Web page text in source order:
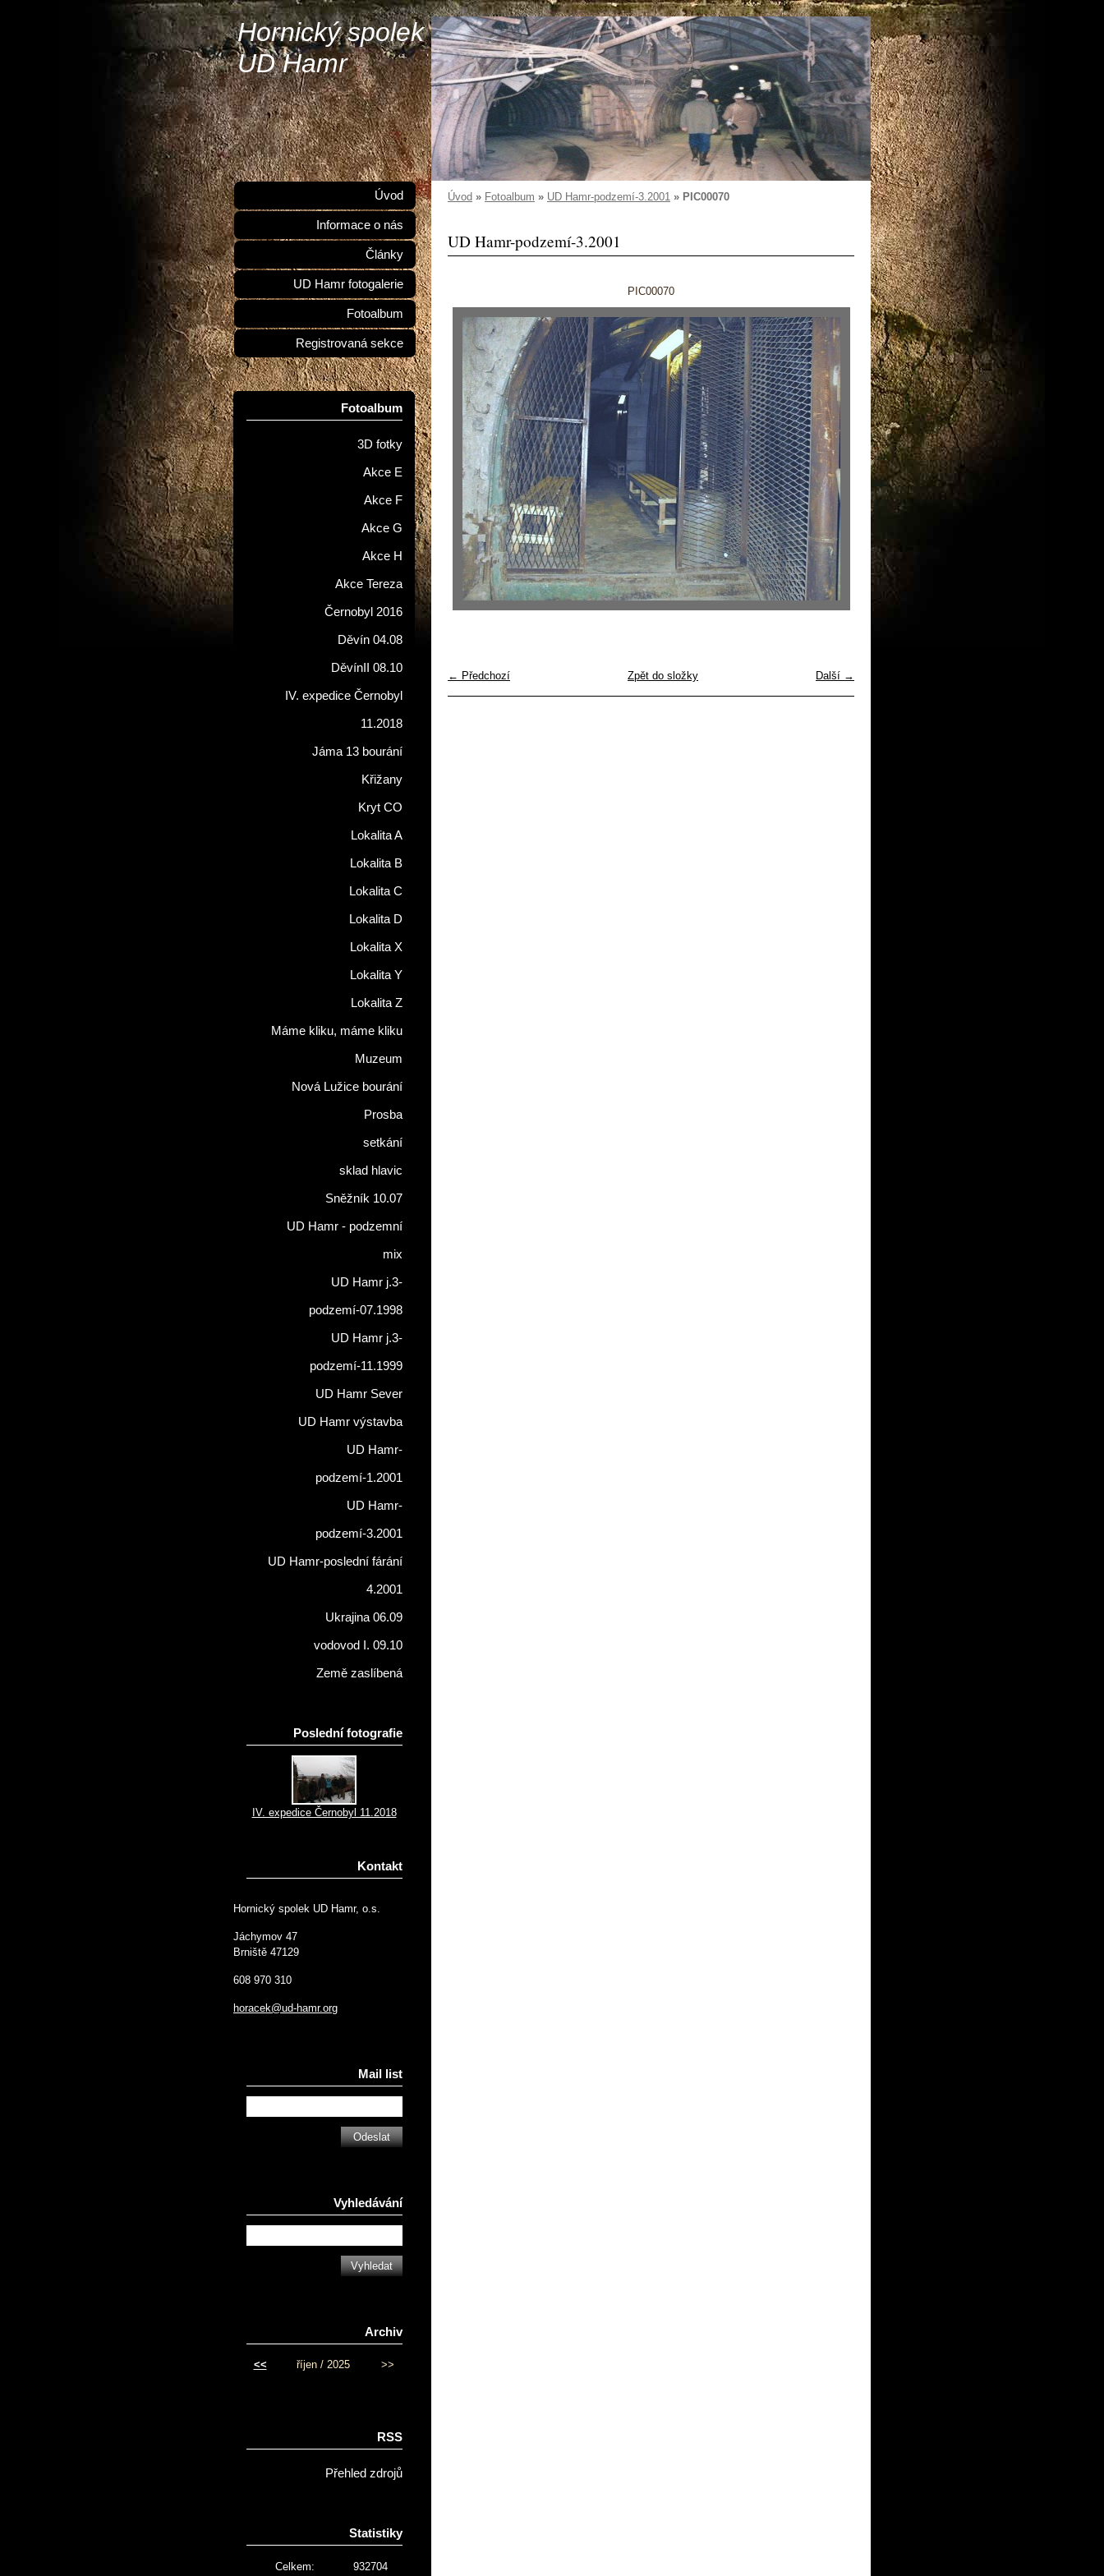
Hornický spolek
UD Hamr
Úvod » Fotoalbum » UD Hamr-podzemí-3.2001 » PIC00070
UD Hamr-podzemí-3.2001
PIC00070
← Předchozí Další →
Zpět do složky
Úvod
Informace o nás
Články
UD Hamr fotogalerie
Fotoalbum
Registrovaná sekce
Fotoalbum
3D fotky
Akce E
Akce F
Akce G
Akce H
Akce Tereza
Černobyl 2016
Děvín 04.08
DěvínII 08.10
IV. expedice Černobyl
11.2018
Jáma 13 bourání
Křižany
Kryt CO
Lokalita A
Lokalita B
Lokalita C
Lokalita D
Lokalita X
Lokalita Y
Lokalita Z
Máme kliku, máme kliku
Muzeum
Nová Lužice bourání
Prosba
setkání
sklad hlavic
Sněžník 10.07
UD Hamr - podzemní
mix
UD Hamr j.3-
podzemí-07.1998
UD Hamr j.3-
podzemí-11.1999
UD Hamr Sever
UD Hamr výstavba
UD Hamr-
podzemí-1.2001
UD Hamr-
podzemí-3.2001
UD Hamr-poslední fárání
4.2001
Ukrajina 06.09
vodovod I. 09.10
Země zaslíbená
Poslední fotografie
IV. expedice Černobyl 11.2018
Kontakt
Hornický spolek UD Hamr, o.s.
Jáchymov 47
Brniště 47129
608 970 310
horacek@ud-hamr.org
Mail list
Vyhledávání
Archiv
<< říjen / 2025 >>
RSS
Přehled zdrojů
Statistiky
Celkem: 932704